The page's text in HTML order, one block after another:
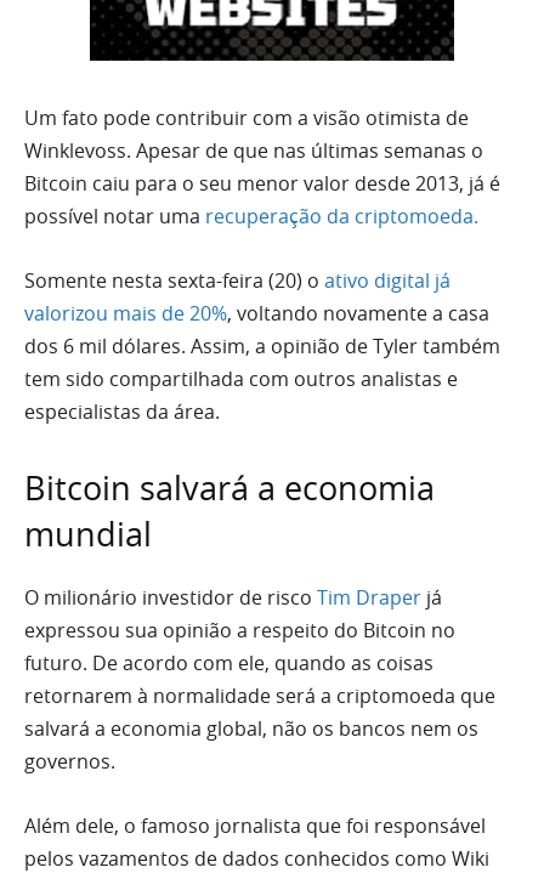
Um fato pode contribuir com a visão otimista de
Winklevoss. Apesar de que nas últimas semanas o
Bitcoin caiu para o seu menor valor desde 2013, já é
possível notar uma recuperação da criptomoeda.
Somente nesta sexta-feira (20) o ativo digital já
valorizou mais de 20%, voltando novamente a casa
dos 6 mil dólares. Assim, a opinião de Tyler também
tem sido compartilhada com outros analistas e
especialistas da área.
Bitcoin salvará a economia
mundial
O milionário investidor de risco Tim Draper já
expressou sua opinião a respeito do Bitcoin no
futuro. De acordo com ele, quando as coisas
retornarem à normalidade será a criptomoeda que
salvará a economia global, não os bancos nem os
governos.
Além dele, o famoso jornalista que foi responsável
pelos vazamentos de dados conhecidos como Wiki